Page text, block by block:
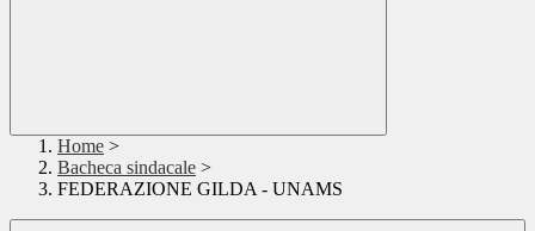
Home >
Bacheca sindacale >
FEDERAZIONE GILDA - UNAMS